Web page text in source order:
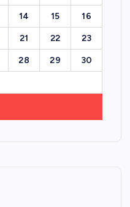
14 15 16
21 22 23
28 29 30